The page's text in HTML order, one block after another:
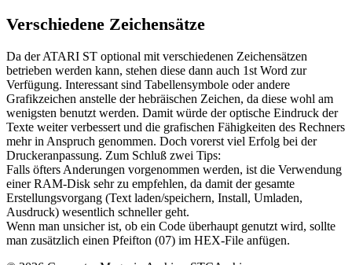
Verschiedene Zeichensätze
Da der ATARI ST optional mit verschiedenen Zeichensätzen
betrieben werden kann, stehen diese dann auch 1st Word zur
Verfügung. Interessant sind Tabellensymbole oder andere
Grafikzeichen anstelle der hebräischen Zeichen, da diese wohl am
wenigsten benutzt werden. Damit würde der optische Eindruck der
Texte weiter verbessert und die grafischen Fähigkeiten des Rechners
mehr in Anspruch genommen. Doch vorerst viel Erfolg bei der
Druckeranpassung. Zum Schluß zwei Tips:
Falls öfters Anderungen vorgenommen werden, ist die Verwendung
einer RAM-Disk sehr zu empfehlen, da damit der gesamte
Erstellungsvorgang (Text laden/speichern, Install, Umladen,
Ausdruck) wesentlich schneller geht.
Wenn man unsicher ist, ob ein Code überhaupt genutzt wird, sollte
man zusätzlich einen Pfeifton (07) im HEX-File anfügen.